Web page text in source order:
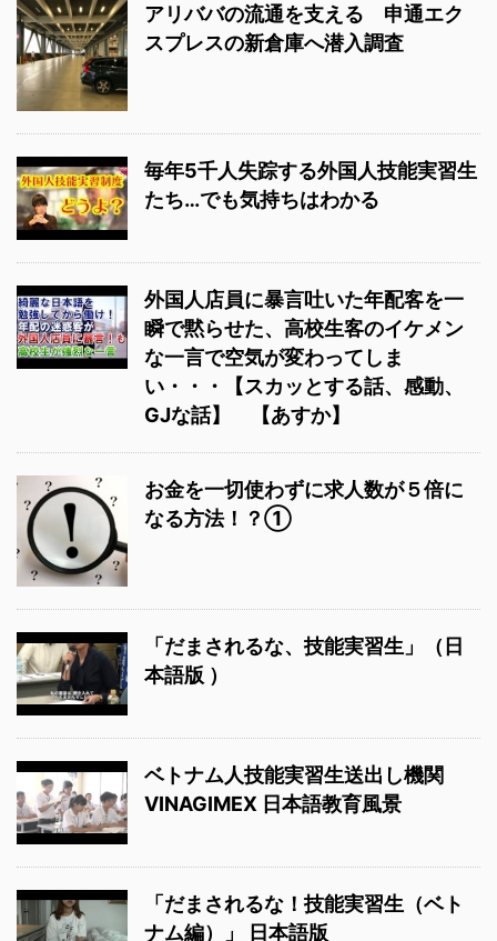
アリババの流通を支える 申通エク
スプレスの新倉庫へ潜入調査
毎年5千人失踪する外国人技能実習生
たち…でも気持ちはわかる
外国人店員に暴言吐いた年配客を一
瞬で黙らせた、高校生客のイケメン
な一言で空気が変わってしま
い・・・【スカッとする話、感動、
GJな話】 【あすか】
お金を一切使わずに求人数が５倍に
なる方法！？①
「だまされるな、技能実習生」（日
本語版 ）
ベトナム人技能実習生送出し機関
VINAGIMEX 日本語教育風景
「だまされるな！技能実習生（ベト
ナム編）」 日本語版